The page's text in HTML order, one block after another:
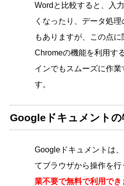
Wordと比較すると、入
くなったり、データ処
もありますが、この点
Chromeの機能を利用す
インでもスムーズに作
す。
Googleドキュメントの
Googleドキュメントは
てブラウザから操作を行
業不要で無料で利用でき